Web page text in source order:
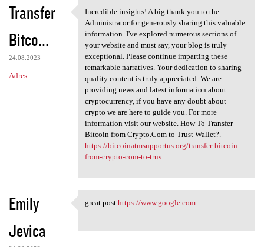
Transfer
Bitco...
24.08.2023
Adres
Incredible insights! A big
Incredible insights! A big thank you to the
Administrator for generously sharing this valuable
information. I've explored numerous sections of
your website and must say, your blog is truly
exceptional. Please continue imparting these
remarkable narratives. Your dedication to sharing
quality content is truly appreciated. We are
providing news and latest information about
cryptocurrency, if you have any doubt about
crypto we are here to guide you. For more
information visit our website. How To Transfer
Bitcoin from Crypto.Com to Trust Wallet?.
https://bitcoinatmsupportus.org/transfer-bitcoin-
from-crypto-com-to-trus...
Emily
Jevica
great post https://www.google
great post https://www.google.com